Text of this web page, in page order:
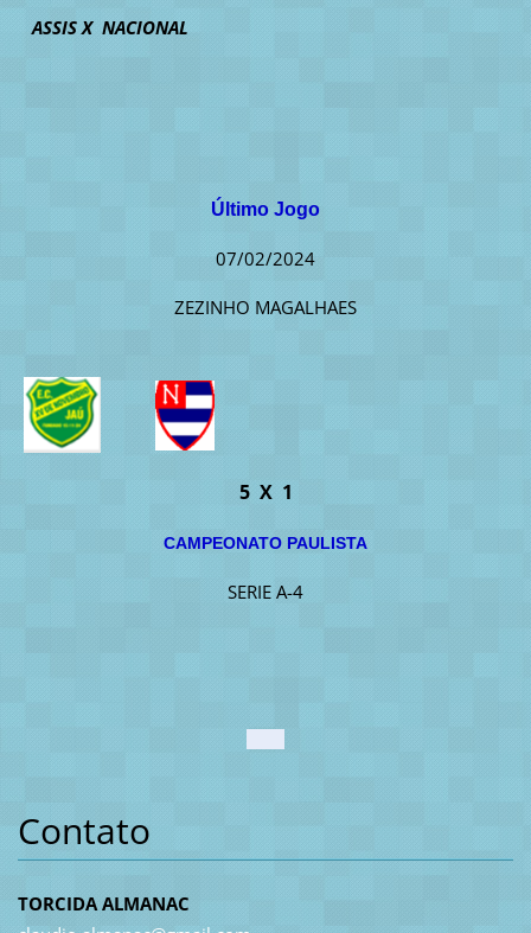
ASSIS X NACIONAL
Último Jogo
07/02/2024
ZEZINHO MAGALHAES
5 X 1
CAMPEONATO PAULISTA
SERIE A-4
Contato
TORCIDA ALMANAC